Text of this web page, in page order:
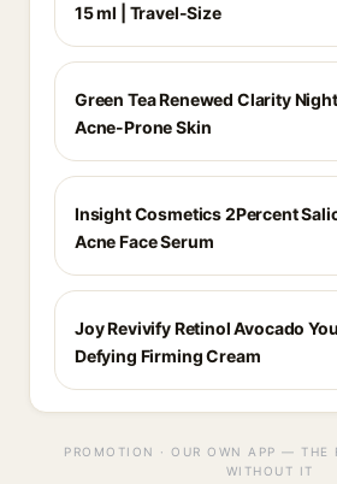
15 ml | Travel-Size
Green Tea Renewed Clarity
Acne-Prone Skin
Insight Cosmetics 2Percent
Acne Face Serum
Joy Revivify Retinol Avocado
Defying Firming Cream
PROMOTION · OUR OWN APP — THE
WITHOUT IT